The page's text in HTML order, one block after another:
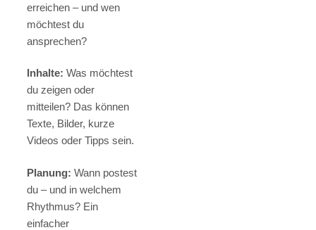
erreichen – und wen
möchtest du
ansprechen?
Inhalte: Was möchtest
du zeigen oder
mitteilen? Das können
Texte, Bilder, kurze
Videos oder Tipps sein.
Planung: Wann postest
du – und in welchem
Rhythmus? Ein
einfacher